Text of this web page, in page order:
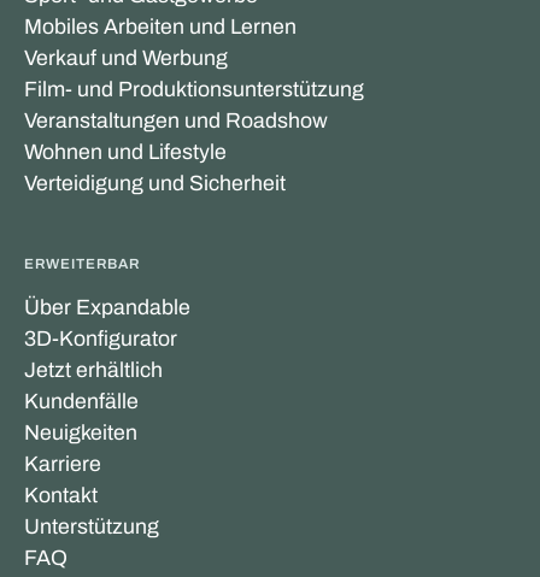
Mobiles Arbeiten und Lernen
Verkauf und Werbung
Film- und Produktionsunterstützung
Veranstaltungen und Roadshow
Wohnen und Lifestyle
Verteidigung und Sicherheit
ERWEITERBAR
Über Expandable
3D-Konfigurator
Jetzt erhältlich
Kundenfälle
Neuigkeiten
Karriere
Kontakt
Unterstützung
FAQ